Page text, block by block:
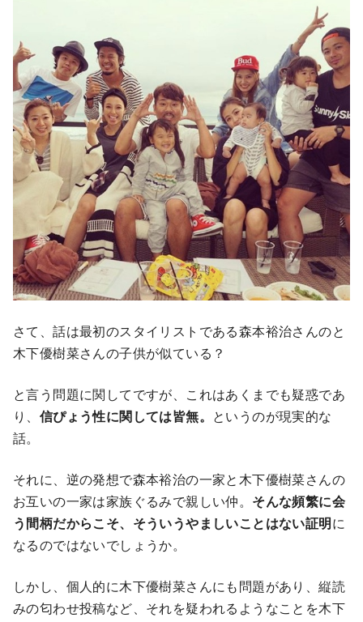
さて、話は最初のスタイリストである森本裕治さんのと
木下優樹菜さんの子供が似ている？
と言う問題に関してですが、これはあくまでも疑惑であ
り、 信ぴょう性に関しては皆無。 というのが現実的な
話。
それに、逆の発想で森本裕治の一家と木下優樹菜さんの
お互いの一家は家族ぐるみで親しい仲。 そんな頻繁に会
う間柄だからこそ、そういうやましいことはない証明に
なるのではないでしょうか。
しかし、個人的に木下優樹菜さんにも問題があり、縦読
みの匂わせ投稿など、それを疑われるようなことを木下